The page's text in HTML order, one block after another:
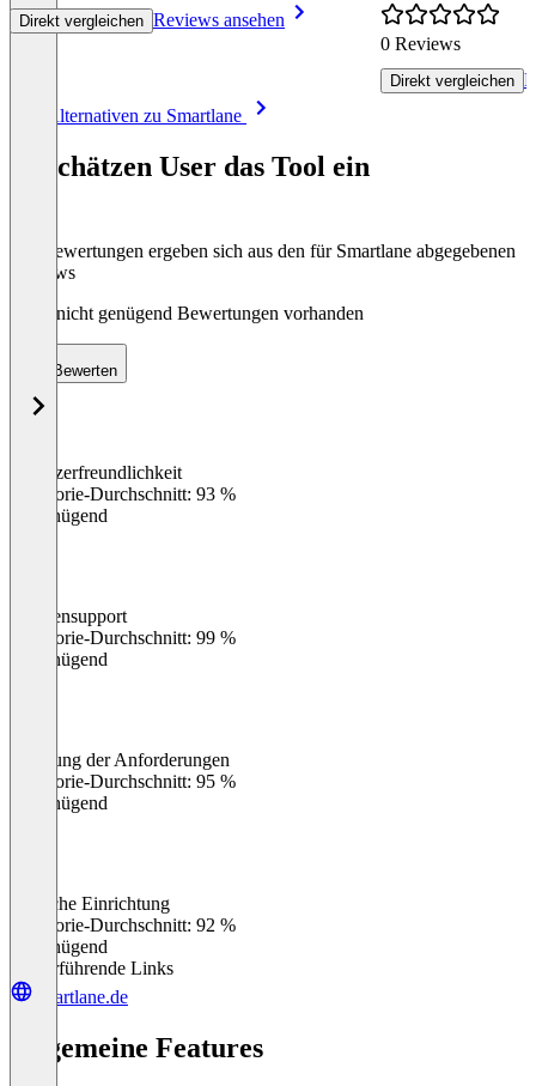
Direkt vergleichen Reviews ansehen
0 Reviews
Direkt vergleichen
Alle Alternativen zu Smartlane
So schätzen User das Tool ein
Die Bewertungen ergeben sich aus den für Smartlane abgegebenen
Reviews
Noch nicht genügend Bewertungen vorhanden
Bewerten
Benutzerfreundlichkeit
Kategorie-Durchschnitt: 93 %
Ungenügend
Kundensupport
Kategorie-Durchschnitt: 99 %
Ungenügend
Erfüllung der Anforderungen
Kategorie-Durchschnitt: 95 %
Ungenügend
Einfache Einrichtung
Kategorie-Durchschnitt: 92 %
Ungenügend
Weiterführende Links
smartlane.de
Allgemeine Features